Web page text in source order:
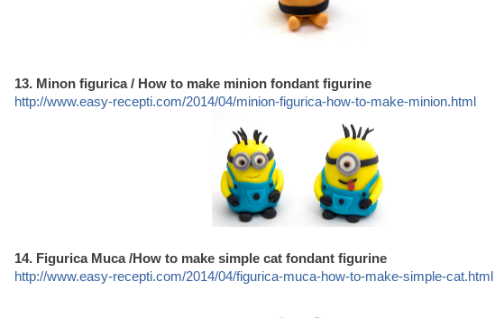
13. Minon figurica / How to make minion fondant figurine
http://www.easy-recepti.com/2014/04/minion-figurica-how-to-make-minion.html
14. Figurica Muca /How to make simple cat fondant figurine
http://www.easy-recepti.com/2014/04/figurica-muca-how-to-make-simple-cat.html